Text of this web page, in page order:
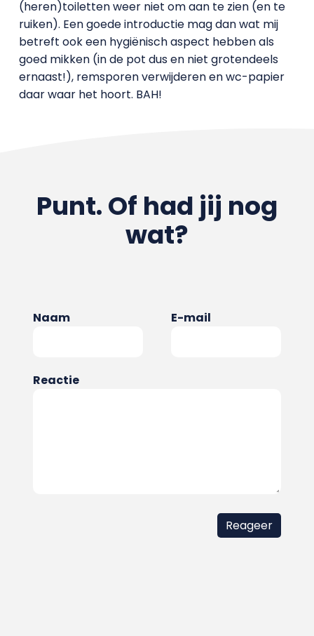
(heren)toiletten weer niet om aan te zien (en te
ruiken). Een goede introductie mag dan wat mij
betreft ook een hygiënisch aspect hebben als
goed mikken (in de pot dus en niet grotendeels
ernaast!), remsporen verwijderen en wc-papier
daar waar het hoort. BAH!
Punt. Of had jij nog
wat?
Naam E-mail
Reactie